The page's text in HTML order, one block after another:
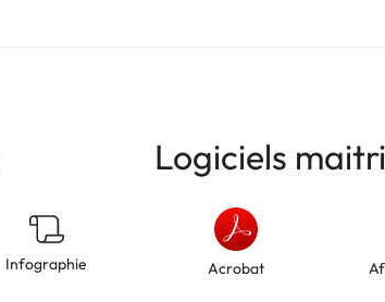
Infographie
Logiciels
Acrobat